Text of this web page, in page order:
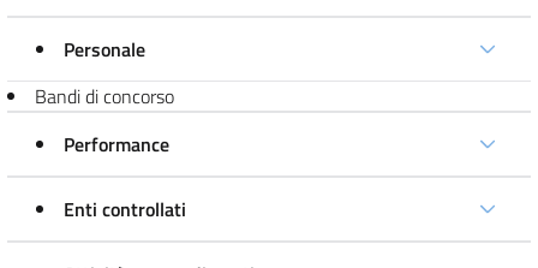
Personale
Bandi di concorso
Performance
Enti controllati